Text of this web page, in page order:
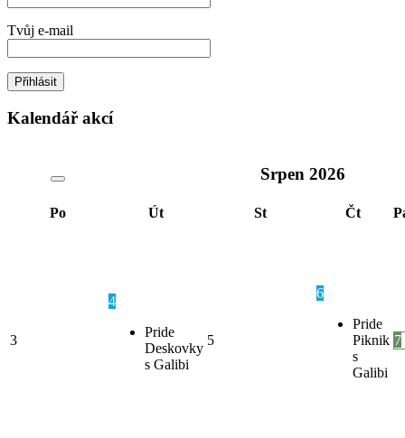
Tvůj e-mail
Kalendář akcí
Srpen 2026
Po Út St Čt
3
4
Pride
Deskovky
s Galibi
5
6
Pride
Piknik
s
Galibi
7